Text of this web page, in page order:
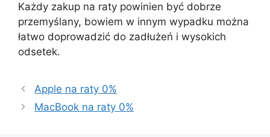
Każdy zakup na raty powinien być dobrze
przemyślany, bowiem w innym wypadku można
łatwo doprowadzić do zadłużeń i wysokich
odsetek.
Apple na raty 0%
MacBook na raty 0%